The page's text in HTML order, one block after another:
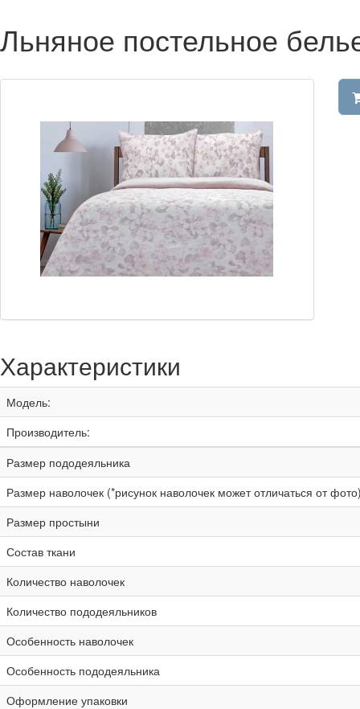
Льняное постельное
Характеристики
Модель:
Производитель:
Размер пододеяльника
Размер наволочек (*рисунок наволочек может отличаться от
Размер простыни
Состав ткани
Количество наволочек
Количество пододеяльников
Особенность наволочек
Особенность пододеяльника
Оформление упаковки